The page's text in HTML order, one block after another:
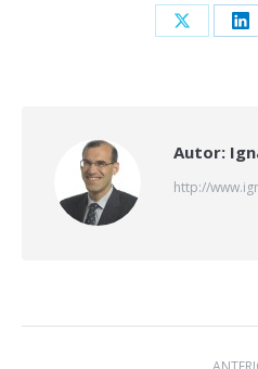
Share
Autor:
http://
Navegación